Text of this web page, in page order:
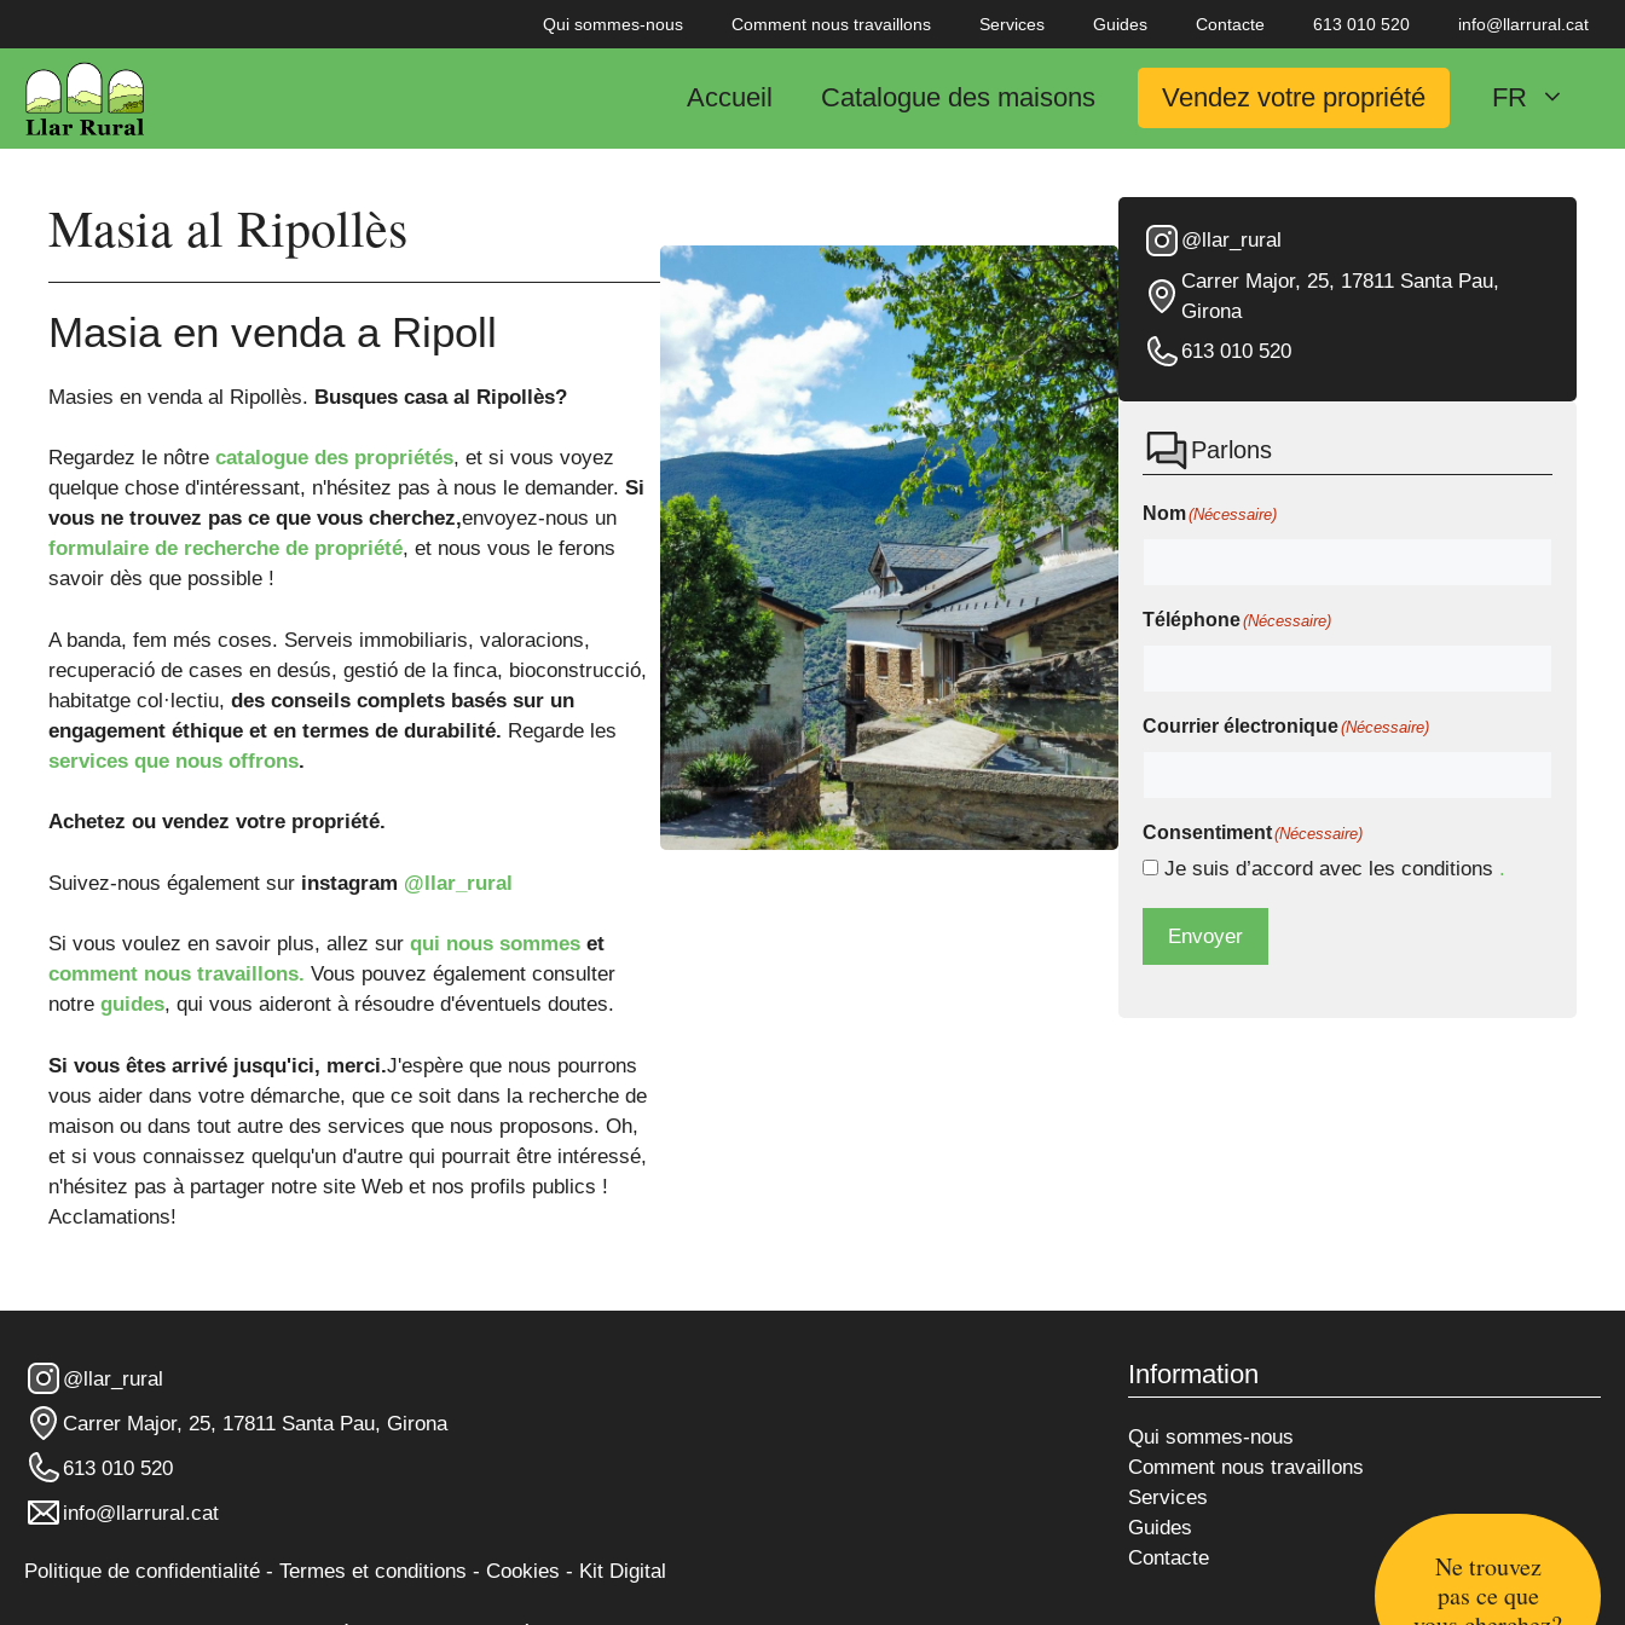
au
contenu
Qui sommes-nous Comment nous travaillons Services Guides Contacte 613 010 520 info@llarrural.cat
Accueil Catalogue des maisons Vendez votre propriété FR
Masia al Ripollès
Masia en venda a Ripoll
Masies en venda al Ripollès. Busques casa al Ripollès?
Regardez le nôtre catalogue des propriétés, et si vous voyez
quelque chose d'intéressant, n'hésitez pas à nous le demander. Si
vous ne trouvez pas ce que vous cherchez,envoyez-nous un
formulaire de recherche de propriété, et nous vous le ferons
savoir dès que possible !
A banda, fem més coses. Serveis immobiliaris, valoracions,
recuperació de cases en desús, gestió de la finca, bioconstrucció,
habitatge col·lectiu, des conseils complets basés sur un
engagement éthique et en termes de durabilité. Regarde les
services que nous offrons.
Achetez ou vendez votre propriété.
Suivez-nous également sur instagram @llar_rural
Si vous voulez en savoir plus, allez sur qui nous sommes et
comment nous travaillons. Vous pouvez également consulter
notre guides, qui vous aideront à résoudre d'éventuels doutes.
Si vous êtes arrivé jusqu'ici, merci.J'espère que nous pourrons
vous aider dans votre démarche, que ce soit dans la recherche de
maison ou dans tout autre des services que nous proposons. Oh,
et si vous connaissez quelqu'un d'autre qui pourrait être intéressé,
n'hésitez pas à partager notre site Web et nos profils publics !
Acclamations!
@llar_rural
Carrer Major, 25, 17811 Santa Pau,
Girona
613 010 520
Parlons
Nom(Nécessaire)
Téléphone(Nécessaire)
Courrier électronique(Nécessaire)
Consentiment(Nécessaire)
Je suis d’accord avec les conditions .
Envoyer
@llar_rural
Carrer Major, 25, 17811 Santa Pau, Girona
613 010 520
info@llarrural.cat
Politique de confidentialité - Termes et conditions - Cookies - Kit Digital
Information
Qui sommes-nous
Comment nous travaillons
Services
Guides
Contacte
Ne trouvez
pas ce que